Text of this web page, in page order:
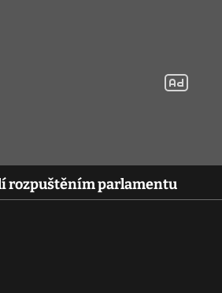
rozpuštěním parlamentu